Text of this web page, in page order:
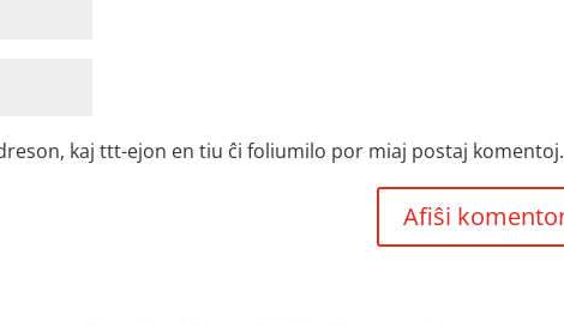
kaj ttt-ejon en tiu ĉi foliumilo por miaj postaj komentoj.